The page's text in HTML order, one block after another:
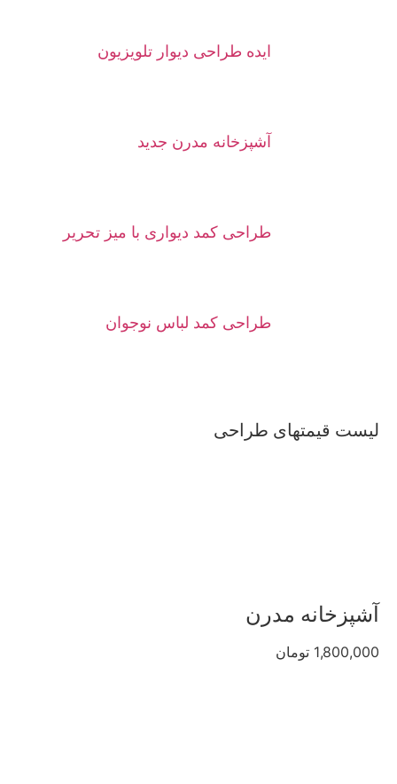
ایده طراحی دیوار تلویزیون
آشپزخانه مدرن جدید
طراحی کمد دیواری با میز تحریر
طراحی کمد لباس نوجوان
لیست قیمتهای طراحی
آشپزخانه مدرن
1,800,000 تومان